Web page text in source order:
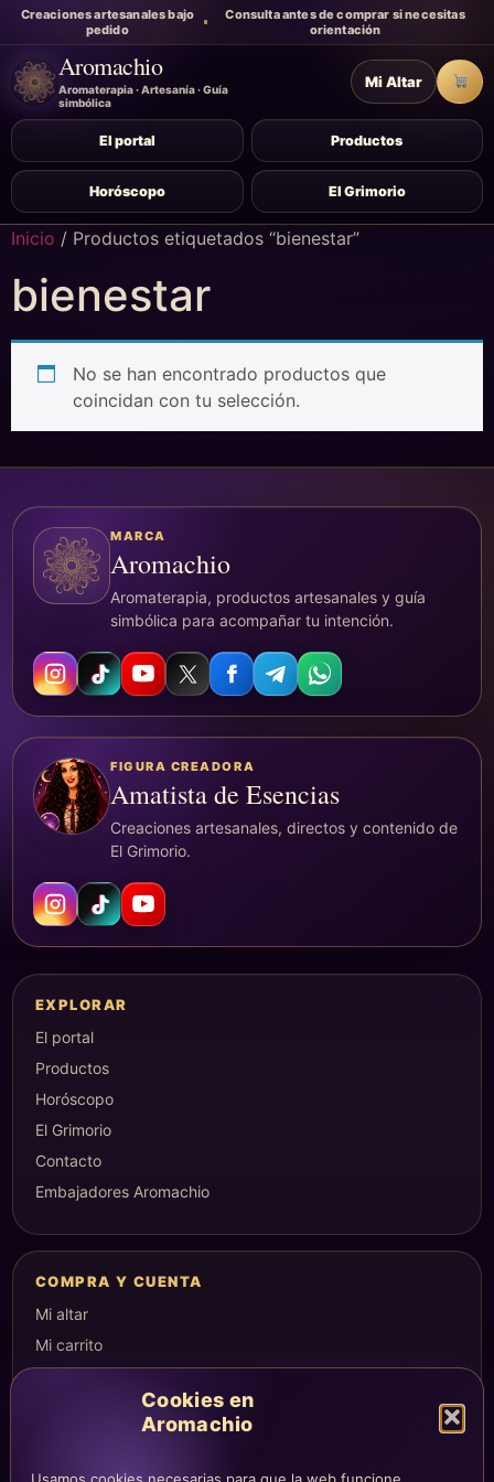
Cookies en
Aromachio
Creaciones artesanales bajo
pedido
Consulta antes de comprar si necesitas
orientación
Aromachio
Aromaterapia · Artesanía · Guía
simbólica
El portal Productos
Horóscopo El Grimorio
Mi Altar
Inicio / Productos etiquetados “bienestar”
bienestar
No se han encontrado productos que
coincidan con tu selección.
MARCA
Aromachio
Aromaterapia, productos artesanales y guía
simbólica para acompañar tu intención.
FIGURA CREADORA
Amatista de Esencias
Creaciones artesanales, directos y contenido de
El Grimorio.
EXPLORAR
El portal
Productos
Horóscopo
El Grimorio
Contacto
Embajadores Aromachio
COMPRA Y CUENTA
Mi altar
Mi carrito
Condiciones de compra
Envíos y devoluciones